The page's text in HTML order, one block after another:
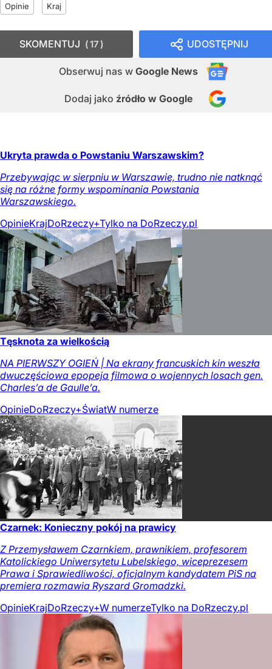
Opinie Kraj
UDOSTĘPNIJ
Obserwuj nas w Google News
Dodaj jako źródło w Google
SKOMENTUJ 17
Ukryta prawda o Powstaniu Warszawskim?
Przebywając w sierpniu w Warszawie, trudno nie natknąć
się na różne formy wspominania Powstania
Warszawskiego.
OpinieKrajDoRzeczy+Tylko na DoRzeczy.pl
Tęsknota za wielkością
NA PIERWSZY OGIEŃ | Na ekrany francuskich kin weszła
dwuczęściowa epopeja filmowa o wojennych losach gen.
Charles’a de Gaulle’a.
OpinieDoRzeczy+ŚwiatW numerze
Czarnek: Konieczny pokój na prawicy
Z Przemysławem Czarnkiem, prawnikiem, profesorem
Katolickiego Uniwersytetu Lubelskiego, wiceprezesem
Prawa i Sprawiedliwości, oficjalnym kandydatem PiS na
premiera rozmawia Ryszard Gromadzki.
OpinieKrajDoRzeczy+W numerzeTylko na DoRzeczy.pl